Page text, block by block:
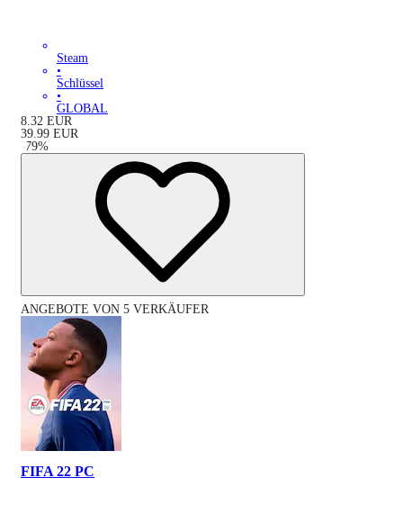
Steam
•
Schlüssel
•
GLOBAL
8.32 EUR
39.99 EUR
-79%
ANGEBOTE VON 5 VERKÄUFER
FIFA 22 PC